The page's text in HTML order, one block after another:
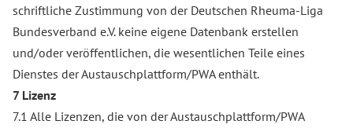
schriftliche Zustimmung von der Deutschen Rheuma-Liga
Bundesverband e.V. keine eigene Datenbank erstellen
und/oder veröffentlichen, die wesentlichen Teile eines
Dienstes der Austauschplattform/PWA enthält.
7 Lizenz
7.1 Alle Lizenzen, die von der Austauschplattform/PWA